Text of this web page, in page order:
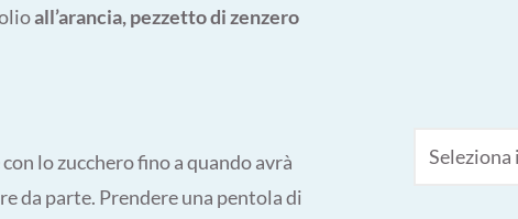
all’arancia, pezzetto di zenzero
lo zucchero fino a quando avrà
da parte. Prendere una pentola di